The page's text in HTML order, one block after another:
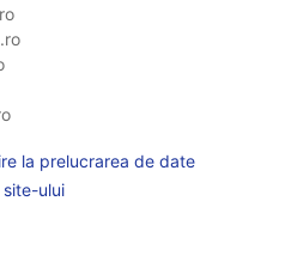
la prelucrarea de date
ului